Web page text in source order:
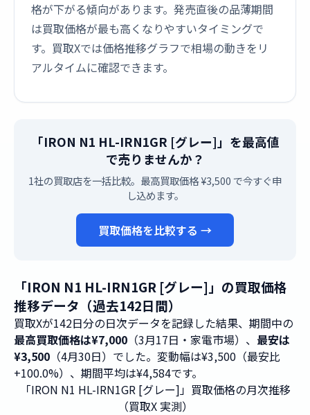
格が下がる傾向があります。発売直後の品薄期間
は買取価格が最も高くなりやすいタイミングで
す。買取Xでは価格推移グラフで相場の動きをリ
アルタイムに確認できます。
「IRON N1 HL-IRN1GR [グレー]」を最高値
で売りませんか？
1社の買取店を一括比較。最高買取価格 ¥3,500 で今すぐ申
し込めます。
買取価格を比較する →
「IRON N1 HL-IRN1GR [グレー]」の買取価格
推移データ（過去142日間）
買取Xが142日分の日次データを記録した結果、期間中の
最高買取価格は¥7,000 （3月17日・家電市場）、 最安は
¥3,500 （4月30日）でした。変動幅は¥3,500（最安比
+100.0%）、期間平均は¥4,584です。
「IRON N1 HL-IRN1GR [グレー]」買取価格の月次推移
（買取X 実測）